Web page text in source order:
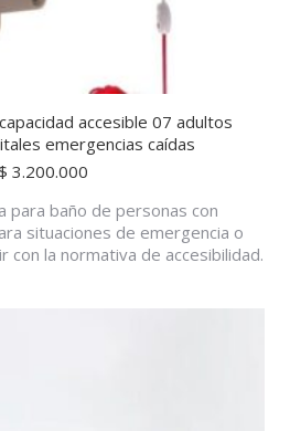
accesible 07 adultos
emergencias caídas
3.200.000
para baño de personas con
situaciones de emergencia o
con la normativa de accesibilidad.